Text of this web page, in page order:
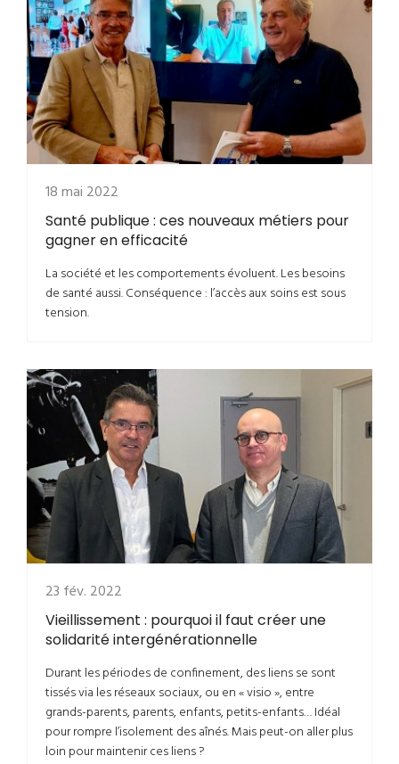
18 mai 2022
Santé publique : ces nouveaux métiers pour
gagner en efficacité
La société et les comportements évoluent. Les besoins
de santé aussi. Conséquence : l’accès aux soins est sous
tension.
23 fév. 2022
Vieillissement : pourquoi il faut créer une
solidarité intergénérationnelle
Durant les périodes de confinement, des liens se sont
tissés via les réseaux sociaux, ou en « visio », entre
grands-parents, parents, enfants, petits-enfants… Idéal
pour rompre l’isolement des aînés. Mais peut-on aller plus
loin pour maintenir ces liens ?